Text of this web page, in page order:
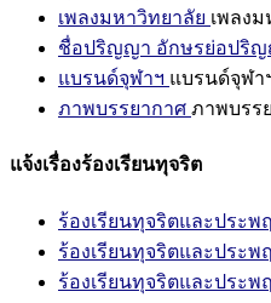
เพลงมหาวิทยาลัย เพลง
ชื่อปริญญา อักษรย่อปริ
แบรนด์จุฬาฯ แบรนด์จุฬา
ภาพบรรยากาศ ภาพบรร
แจ้งเรื่องร้องเรียนทุจริต
ร้องเรียนทุจริตและประ
ร้องเรียนทุจริตและประ
ร้องเรียนทุจริตและประ